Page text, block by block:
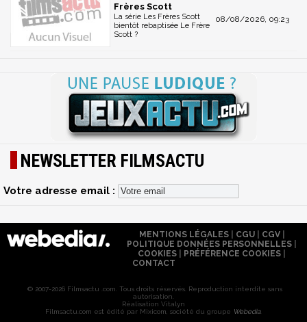
Frères Scott
08/08/2026, 09:23
La série Les Frères Scott
bientôt rebaptisée Le Frère
Scott ?
NEWSLETTER FILMSACTU
Votre adresse email :
MENTIONS LÉGALES| CGU| CGV|
POLITIQUE DONNÉES PERSONNELLES
COOKIES
PRÉFÉRENCE COOKIES
CONTACT
© 2007-2026 Filmsactu .com. Tous droits réservés. Reproduction interdite sans
autorisation.
Réalisation Vitalyn
Filmsactu.com est édité par Mixicom, société du groupe Webedia.